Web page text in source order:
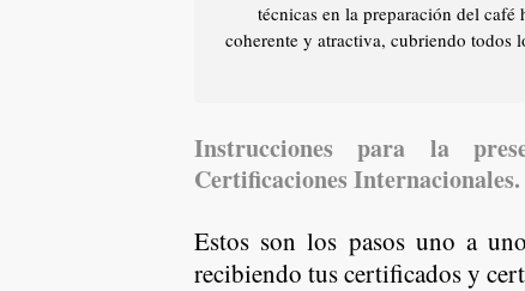
técnicas en la preparación del café
coherente y atractiva, cubriendo todos
Instrucciones para la
Certificaciones Internacionales.
Estos son los pasos uno a
recibiendo tus certificados y